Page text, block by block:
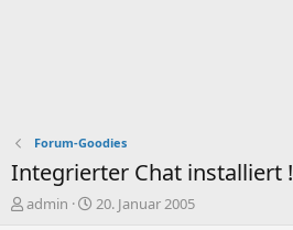
Forum-Goodies
Integrierter Chat installiert !
E
admin
E
20. Januar 2005